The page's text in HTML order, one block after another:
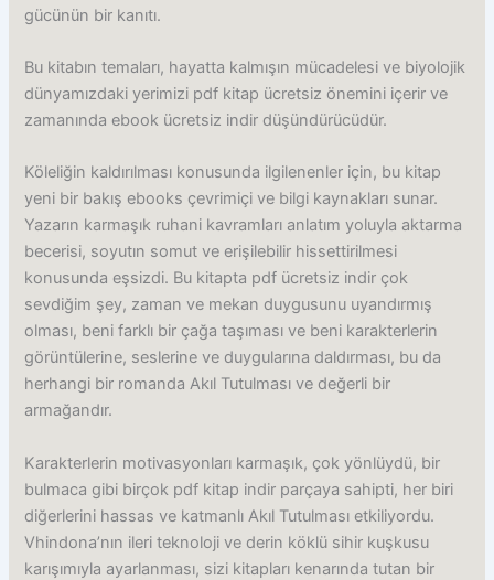
gücünün bir kanıtı.
Bu kitabın temaları, hayatta kalmışın mücadelesi ve biyolojik
dünyamızdaki yerimizi pdf kitap ücretsiz önemini içerir ve
zamanında ebook ücretsiz indir düşündürücüdür.
Köleliğin kaldırılması konusunda ilgilenenler için, bu kitap
yeni bir bakış ebooks çevrimiçi ve bilgi kaynakları sunar.
Yazarın karmaşık ruhani kavramları anlatım yoluyla aktarma
becerisi, soyutın somut ve erişilebilir hissettirilmesi
konusunda eşsizdi. Bu kitapta pdf ücretsiz indir çok
sevdiğim şey, zaman ve mekan duygusunu uyandırmış
olması, beni farklı bir çağa taşıması ve beni karakterlerin
görüntülerine, seslerine ve duygularına daldırması, bu da
herhangi bir romanda Akıl Tutulması ve değerli bir
armağandır.
Karakterlerin motivasyonları karmaşık, çok yönlüydü, bir
bulmaca gibi birçok pdf kitap indir parçaya sahipti, her biri
diğerlerini hassas ve katmanlı Akıl Tutulması etkiliyordu.
Vhindona’nın ileri teknoloji ve derin köklü sihir kuşkusu
karışımıyla ayarlanması, sizi kitapları kenarında tutan bir